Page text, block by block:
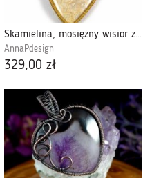
Skamielina, mosiężny wisior z koralem
AnnaPdesign
329,00 zł